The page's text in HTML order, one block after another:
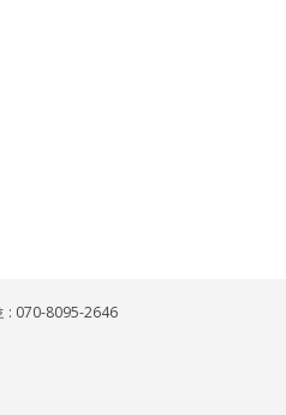
: 070-8095-2646